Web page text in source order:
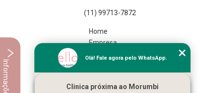
(11) 99713-7872
Home
Empresa
Missão
Mapa do site
Olá! Fale agora pelo WhatsApp.
Clinica próxima ao Morumbi
Informações